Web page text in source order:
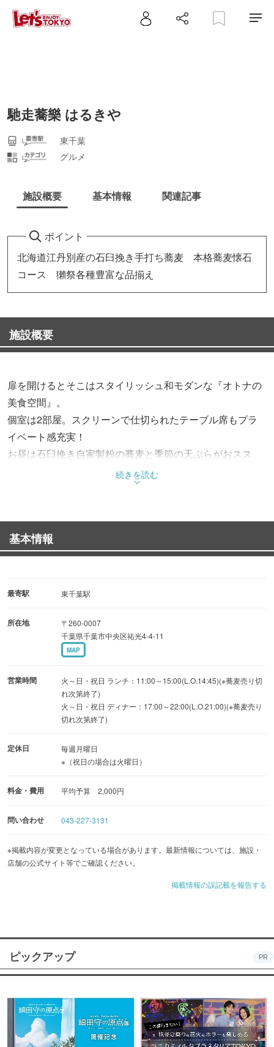
馳走蕎樂 はるきや
東千葉
グルメ
施設概要 基本情報 関連記事
ポイント
北海道江丹別産の石臼挽き手打ち蕎麦 本格蕎麦懐石
コース 獺祭各種豊富な品揃え
施設概要
扉を開けるとそこはスタイリッシュ和モダンな『オトナの
美食空間』。
個室は2部屋。スクリーンで仕切られたテーブル席もプラ
イベート感充実！
お昼は石臼挽き自家製粉の蕎麦と季節の天ぷらがおスス
夜はコンセプトをがらりと変えて気軽にお酒と旬の魚介を
全国の蔵元から取り寄せた日本酒、焼酎等豊富なお酒をお
楽しみ頂けます！！
続きを読む
基本情報
最寄駅 東千葉駅
所在地
〒260-0007
千葉県千葉市中央区祐光4-4-11
MAP
営業時間
火～日・祝日 ランチ：11:00～15:00(L.O.14:45)(※蕎麦売り切
れ次第終了)
火～日・祝日 ディナー：17:00～22:00(L.O.21:00)(※蕎麦売り
切れ次第終了)
定休日
毎週月曜日
※（祝日の場合は火曜日）
料金・費用 平均予算 2,000円
問い合わせ 043-227-3131
※掲載内容が変更となっている場合があります。最新情報については、施設・
店舗の公式サイト等でご確認ください。
掲載情報の誤記載を報告する
ピックアップ PR